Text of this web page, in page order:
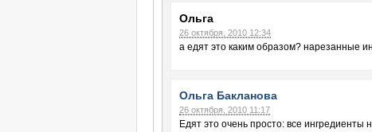
Ольга
26 октября, 2010 12:34
а едят это каким образом? нарезанные
Ольга Бакланова
26 октября, 2010 11:17
Едят это очень просто: все ингредиенты